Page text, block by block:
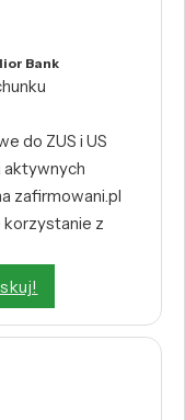
Bank
do ZUS i US
zafirmowani.pl
korzystanie z